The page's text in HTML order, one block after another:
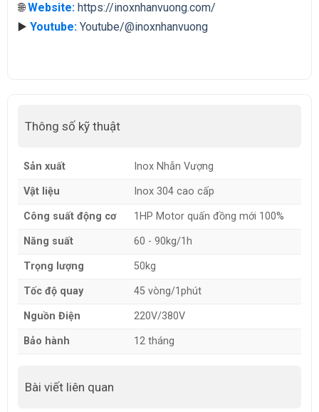
🌐Website: https://inoxnhanvuong.com/
▶️ Youtube: Youtube/@inoxnhanvuong
Thông số kỹ thuật
Sản xuất Inox Nhẫn Vượng
Vật liệu Inox 304 cao cấp
Công suất động cơ 1HP Motor quấn đồng mới 100%
Năng suất 60 - 90kg/1h
Trọng lượng 50kg
Tốc độ quay 45 vòng/1phút
Nguồn Điện 220V/380V
Bảo hành 12 tháng
Bài viết liên quan